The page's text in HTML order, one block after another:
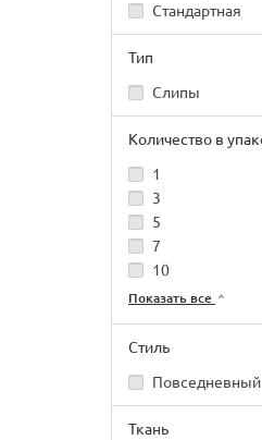
Стандартная
Тип
Слипы
Количество в
1
3
5
7
10
Показать все
Стиль
Повседневный
Ткань